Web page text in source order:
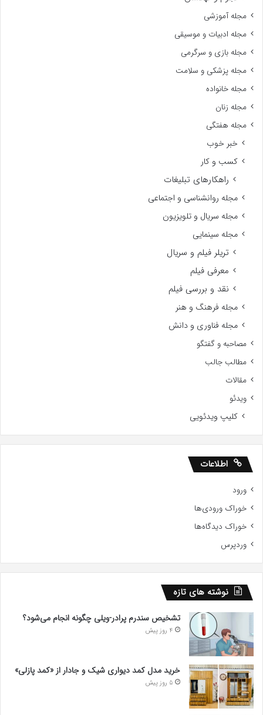
مجله آموزشی
مجله ادبیات و موسیقی
مجله بازی و سرگرمی
مجله پزشکی و سلامت
مجله خانواده
مجله زنان
مجله هفتگی
خبر خوب
کسب و کار
راهکارهای تبلیغات
مجله روانشناسی و اجتماعی
مجله سریال و تلویزیون
مجله سینمایی
تریلر فیلم و سریال
معرفی فیلم
نقد و بررسی فیلم
مجله فرهنگ و هنر
مجله فناوری و دانش
مصاحبه و گفتگو
مطالب جالب
مقالات
ویدئو
کلیپ ویدئویی
اطلاعات
ورود
خوراک ورودی‌ها
خوراک دیدگاه‌ها
وردپرس
نوشته های تازه
تشخیص سندرم پرادر-ویلی چگونه انجام می‌شود؟
4 روز پیش
خرید مدل کمد دیواری شیک و جادار از «کمد پازلی»
5 روز پیش